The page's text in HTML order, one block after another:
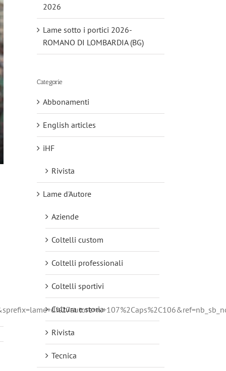
2026
Lame sotto i portici 2026-
ROMANO DI LOMBARDIA (BG)
Categorie
Abbonamenti
English articles
iHF
Rivista
Lame d'Autore
Aziende
Coltelli custom
Coltelli professionali
Coltelli sportivi
Cultura e storia
Rivista
Tecnica